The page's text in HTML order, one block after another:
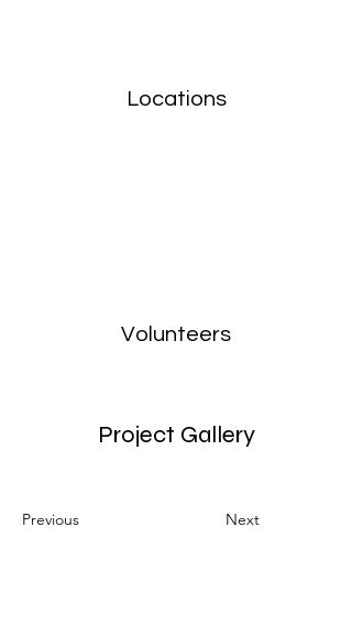
Locations
Volunteers
Project Gallery
Previous Next